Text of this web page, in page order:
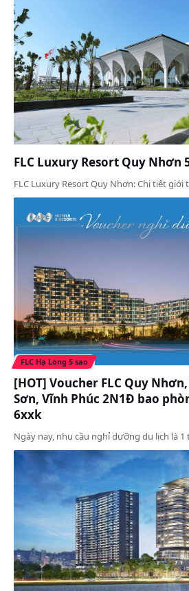
FLC Luxury Resort Quy Nhơn
FLC Luxury Resort Quy Nhơn: Chi tiết giới
FLC Hạ Long 5 sao
[HOT] Voucher FLC Quy
Sơn, Vĩnh Phúc 2N1Đ bao
6xxk
Ngày nay, nhu cầu nghỉ dưỡng du lịch là